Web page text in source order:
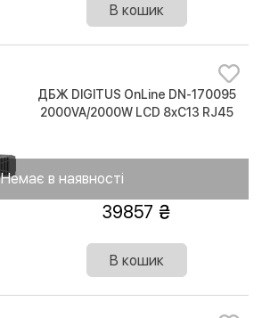
В кошик
Немає в наявності
ДБЖ DIGITUS OnLine DN-170095
2000VA/2000W LCD 8xC13 RJ45
39857
В кошик